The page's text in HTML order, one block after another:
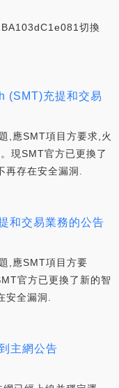
切換
(SMT)充提和交易
,應SMT項目方要求,火
現SMT官方已更換了
存在安全漏洞.
和交易業務的公告
,應SMT項目方要
官方已更換了新的智
全漏洞.
主網公告